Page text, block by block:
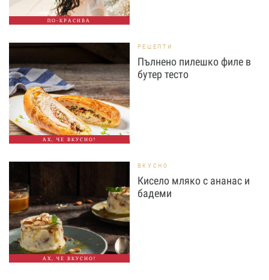
ПО-КРАСИВА
АХ, ЧЕ ВКУСНО!
РЕЦЕПТИ
Пълнено пилешко филе в
бутер тесто
АХ, ЧЕ ВКУСНО!
ВКУСНО
Кисело мляко с ананас и
бадеми